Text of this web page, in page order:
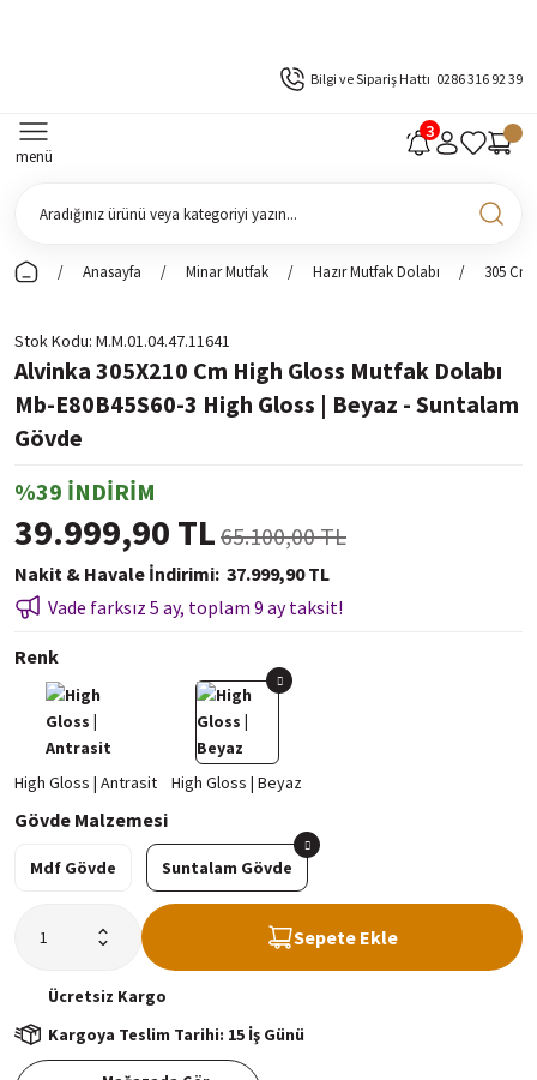
Bilgi ve Sipariş Hattı 0286 316 92 39
menü
Anasayfa Minar Mutfak Hazır Mutfak Dolabı 305 Cm
Stok Kodu M.M.01.04.47.11641
Alvinka 305X210 Cm High Gloss Mutfak Dolabı
Mb-E80B45S60-3 High Gloss | Beyaz - Suntalam
Gövde
%39 İNDİRİM
39.999,90 TL 65.100,00 TL
Nakit & Havale İndirimi 37.999,90 TL
Vade farksız 5 ay, toplam 9 ay taksit!
Renk
Gövde Malzemesi
Mdf Gövde Suntalam Gövde
Sepete Ekle
Ücretsiz Kargo
Kargoya Teslim Tarihi: 15 İş Günü